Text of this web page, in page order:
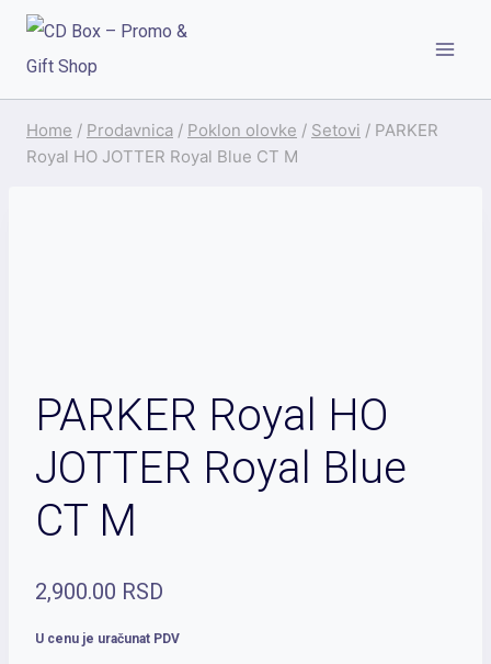
Skip
Home / Prodavnica / Poklon olovke / Setovi / PARKER
Royal HO JOTTER Royal Blue CT M
PARKER Royal HO
JOTTER Royal Blue
CT M
2,900.00 RSD
U cenu je uračunat PDV